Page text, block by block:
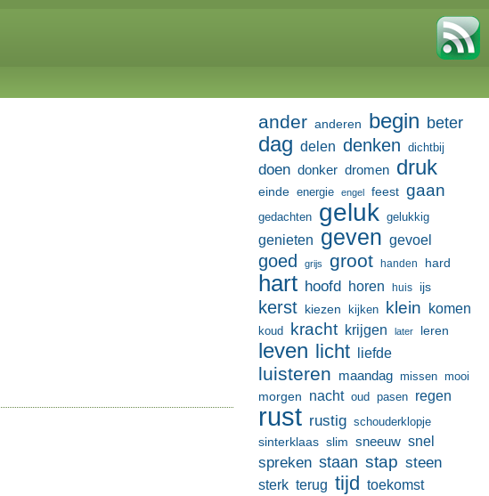
ander anderen begin beter
dag delen denken dichtbij
doen donker dromen druk
einde energie engel feest gaan
gedachten geluk gelukkig
genieten geven gevoel
goed grijs groot handen hard
hart hoofd horen huis ijs
kerst kiezen kijken klein komen
koud kracht krijgen later leren
leven licht liefde
luisteren maandag missen mooi
morgen nacht oud pasen regen
rust rustig schouderklopje
sinterklaas slim sneeuw snel
spreken staan stap steen
sterk terug tijd toekomst